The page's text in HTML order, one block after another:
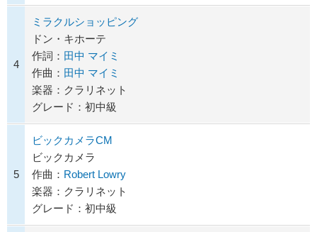
4
ミラクルショッピング
ドン・キホーテ
作詞： 田中 マイミ
作曲： 田中 マイミ
楽器：クラリネット
グレード：初中級
5
ビックカメラCM
ビックカメラ
作曲： Robert Lowry
楽器：クラリネット
グレード：初中級